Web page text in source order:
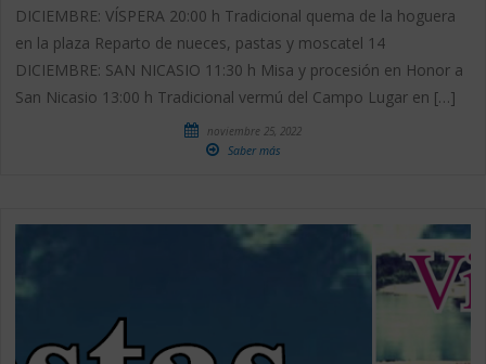
DICIEMBRE: VÍSPERA 20:00 h Tradicional quema de la hoguera
en la plaza Reparto de nueces, pastas y moscatel 14
DICIEMBRE: SAN NICASIO 11:30 h Misa y procesión en Honor a
San Nicasio 13:00 h Tradicional vermú del Campo Lugar en […]
noviembre 25, 2022
Saber más